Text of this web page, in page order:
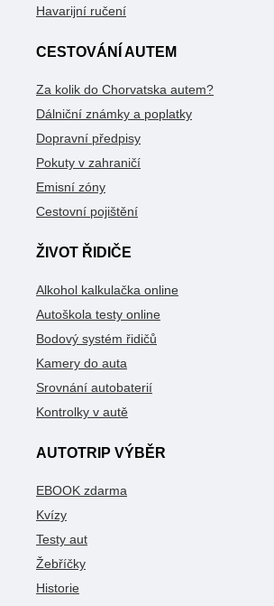
Havarijní ručení
CESTOVÁNÍ AUTEM
Za kolik do Chorvatska autem?
Dálniční známky a poplatky
Dopravní předpisy
Pokuty v zahraničí
Emisní zóny
Cestovní pojištění
ŽIVOT ŘIDIČE
Alkohol kalkulačka online
Autoškola testy online
Bodový systém řidičů
Kamery do auta
Srovnání autobaterií
Kontrolky v autě
AUTOTRIP VÝBĚR
EBOOK zdarma
Kvízy
Testy aut
Žebříčky
Historie